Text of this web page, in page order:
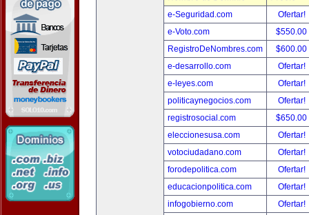
e-Seguridad.com
Ofertar!
e-Voto.com
$550.00
RegistroDeNombres.com
$600.00
e-desarrollo.com
Ofertar!
e-leyes.com
Ofertar!
politicaynegocios.com
Ofertar!
registrosocial.com
$650.00
eleccionesusa.com
Ofertar!
votociudadano.com
Ofertar!
forodepolitica.com
Ofertar!
educacionpolitica.com
Ofertar!
infogobierno.com
Ofertar!